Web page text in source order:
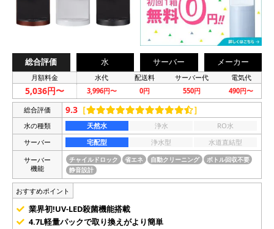
総合評価 水 サーバー メーカー
月額料金 水代 配送料 サーバー代 電気代
5,036円〜 3,996円〜 0円 550円 490円〜
総合評価 9.3 ［ ］
水の種類 天然水 浄水
RO水
サーバー
宅配型 浄水型
水道直結型
サーバー
機能
チャイルドロック 省エネ 自動クリーニング
ボトル回収不要
静音設計
おすすめポイント
業界初!UV-LED殺菌機能搭載
4.7L軽量パックで取り換えがより簡単